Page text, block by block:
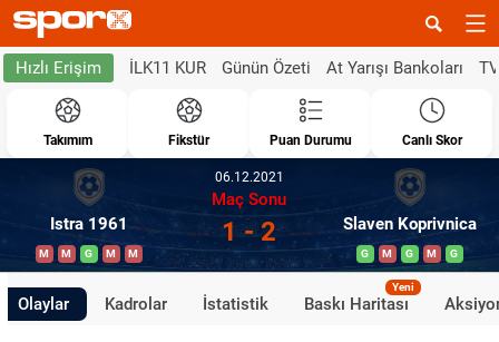
Hızlı Erişim İLK11 KUR Günün Özeti At Yarışı Bankoları
Takımım Fikstür Puan Durumu Canlı Skor
Istra 1961
M M G M M
06.12.2021
Maç Sonu
1 - 2 Slaven Koprivnica
G M G M G
Olaylar Kadrolar İstatistik Baskı Haritası
Yeni